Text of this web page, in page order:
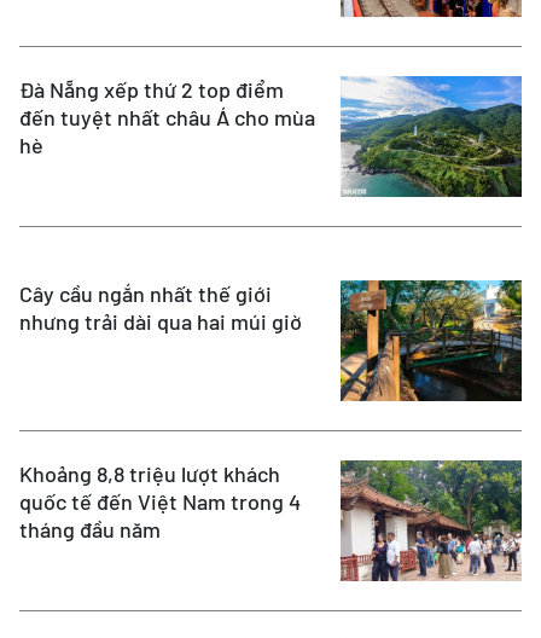
Đà Nẵng xếp thứ 2 top điểm
đến tuyệt nhất châu Á cho mùa
hè
Cây cầu ngắn nhất thế giới
nhưng trải dài qua hai múi giờ
Khoảng 8,8 triệu lượt khách
quốc tế đến Việt Nam trong 4
tháng đầu năm